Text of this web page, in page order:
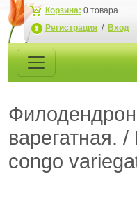
Корзина: 0 товара
Регистрация / Вход
Филодендрон
варегатная.
congo